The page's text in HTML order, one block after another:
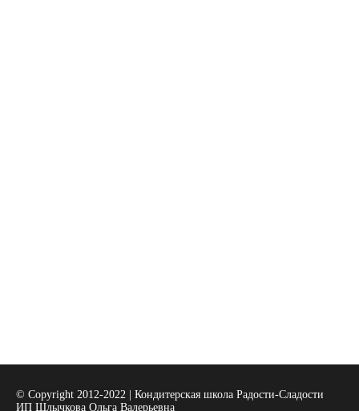
© Copyright 2012-2022 | Кондитерская школа Радости-Сладости
ИП Шлычкова Ольга Валерьевна